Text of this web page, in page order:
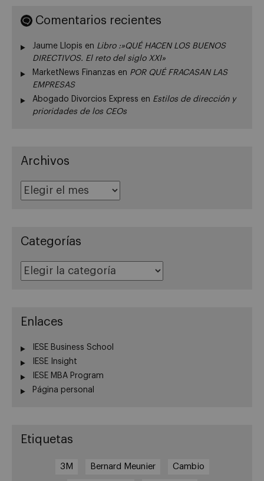
Comentarios recientes
Jaume Llopis en Libro :»QUÉ HACEN LOS BUENOS
DIRECTIVOS. El reto del siglo XXI»
MarketNews Finanzas en POR QUÉ FRACASAN LAS
EMPRESAS
Abogado Divorcios Express en Estilos de dirección y
prioridades de los CEOs
Archivos
Categorías
Enlaces
IESE Business School
IESE Insight
IESE MBA Program
Página personal
Etiquetas
3M Bernard Meunier Cambio